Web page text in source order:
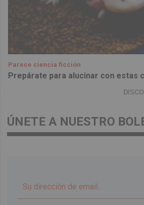
Parece ciencia ficción
Prepárate para alucinar con estas
ÚNETE A NUESTRO